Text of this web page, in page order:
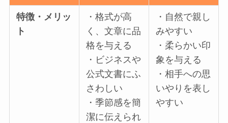
特徴・メリッ
ト
・格式が高
く、文章に品
格を与える
・ビジネスや
公式文書にふ
さわしい
・季節感を簡
潔に伝えられ
・自然で親し
みやすい
・柔らかい印
象を与える
・相手への思
いやりを表し
やすい